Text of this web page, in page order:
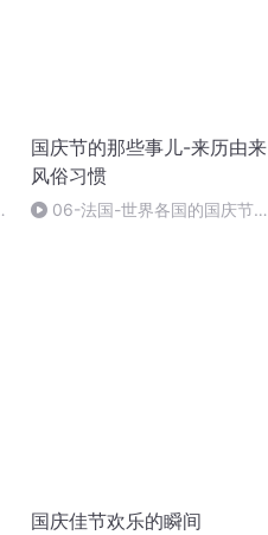
国庆节的那些事儿-来历由来
风俗习惯
06-法国-世界各国的国庆节-
国庆佳节欢乐的瞬间